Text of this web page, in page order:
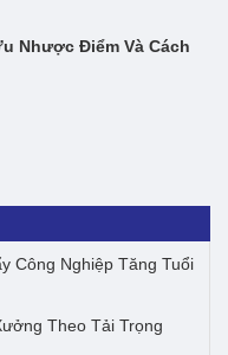
Nhược Điểm Và Cách
Công Nghiệp Tăng Tuổi
Theo Tải Trọng